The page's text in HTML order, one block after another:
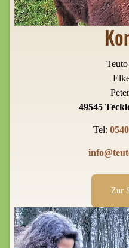
49545
Tel:
Zur